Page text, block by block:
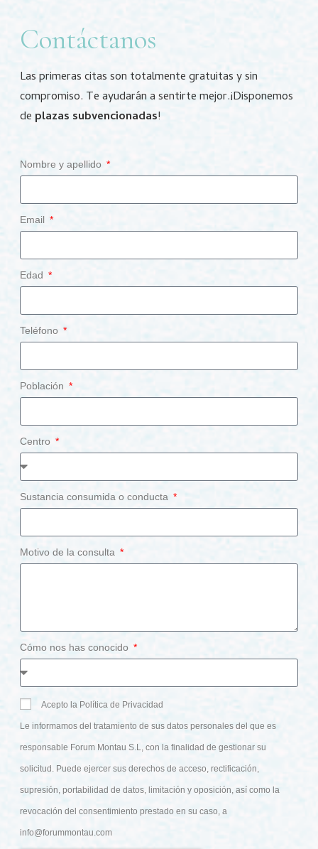
Contáctanos
Las primeras citas son totalmente gratuitas y sin
compromiso. Te ayudarán a sentirte mejor.¡Disponemos
de plazas subvencionadas!
Nombre y apellido
Email
Edad
Teléfono
Población
Centro
Sustancia consumida o conducta
Motivo de la consulta
Cómo nos has conocido
Acepto la Política de Privacidad
Le informamos del tratamiento de sus datos personales del que es
responsable Forum Montau S.L, con la finalidad de gestionar su
solicitud. Puede ejercer sus derechos de acceso, rectificación,
supresión, portabilidad de datos, limitación y oposición, así como la
revocación del consentimiento prestado en su caso, a
info@forummontau.com